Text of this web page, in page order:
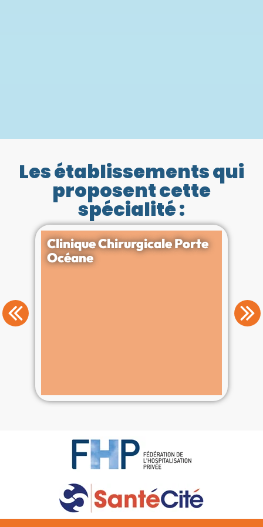
Les établissements qui
proposent cette
spécialité :
Clinique Chirurgicale Porte
Océane